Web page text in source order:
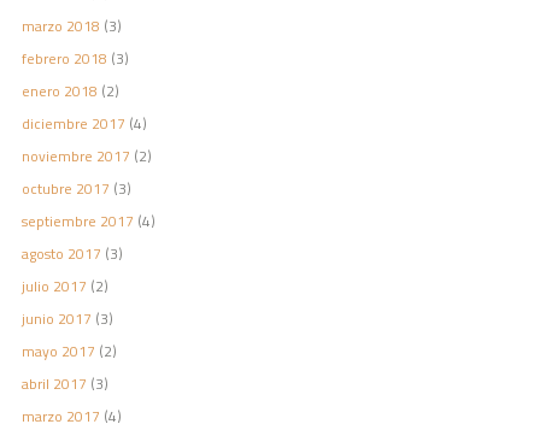
marzo 2018 (3)
febrero 2018 (3)
enero 2018 (2)
diciembre 2017 (4)
noviembre 2017 (2)
octubre 2017 (3)
septiembre 2017 (4)
agosto 2017 (3)
julio 2017 (2)
junio 2017 (3)
mayo 2017 (2)
abril 2017 (3)
marzo 2017 (4)